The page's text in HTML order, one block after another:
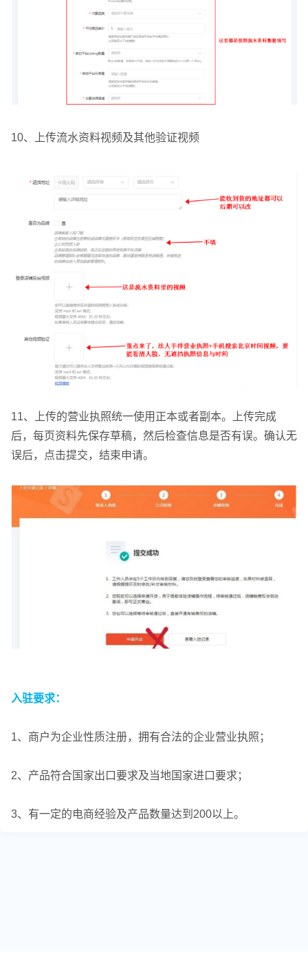
10、上传流水资料视频及其他验证视频
11、上传的营业执照统一使用正本或者副本。上传完成
后，每页资料先保存草稿，然后检查信息是否有误。确认无
误后，点击提交，结束申请。
入驻要求：
1、商户为企业性质注册，拥有合法的企业营业执照；
2、产品符合国家出口要求及当地国家进口要求；
3、有一定的电商经验及产品数量达到200以上。